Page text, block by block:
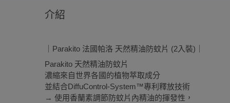
介紹
｜Parakito 法國帕洛 天然精油防蚊片 (2入裝)｜
Parakito 天然精油防蚊片
濃縮來自世界各國的植物萃取成分
並結合DiffuControl-System™專利釋放技術
→ 使用香蘭素調節防蚊片內精油的揮發性，